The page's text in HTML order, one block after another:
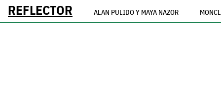
REFLECTOR ALAN PULIDO Y MAYA NAZOR